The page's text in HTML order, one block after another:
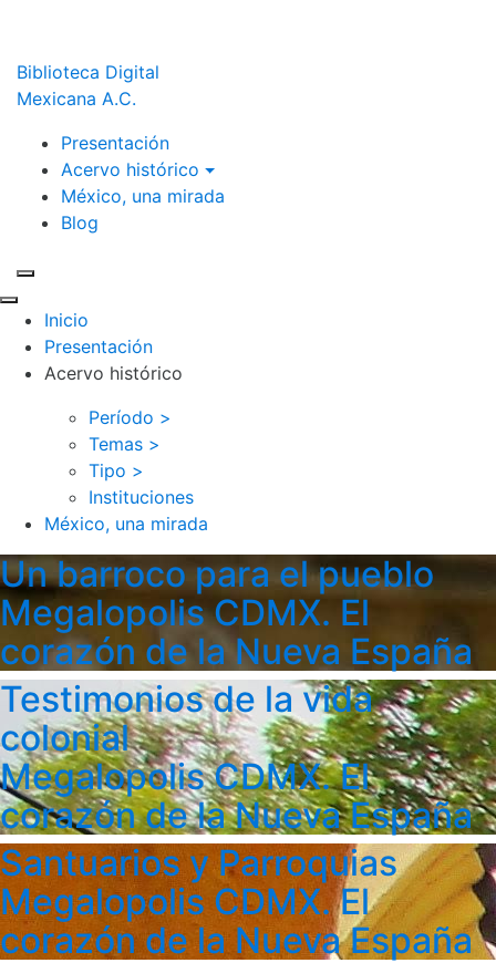
Biblioteca Digital
Mexicana A.C.
Presentación
Acervo histórico
México, una mirada
Blog
Inicio
Presentación
Acervo histórico
Período >
Temas >
Tipo >
Instituciones
México, una mirada
Un barroco para el pueblo
Megalopolis CDMX. El
corazón de la Nueva España
Testimonios de la vida
colonial
Megalopolis CDMX. El
corazón de la Nueva España
Santuarios y Parroquias
Megalopolis CDMX. El
corazón de la Nueva España